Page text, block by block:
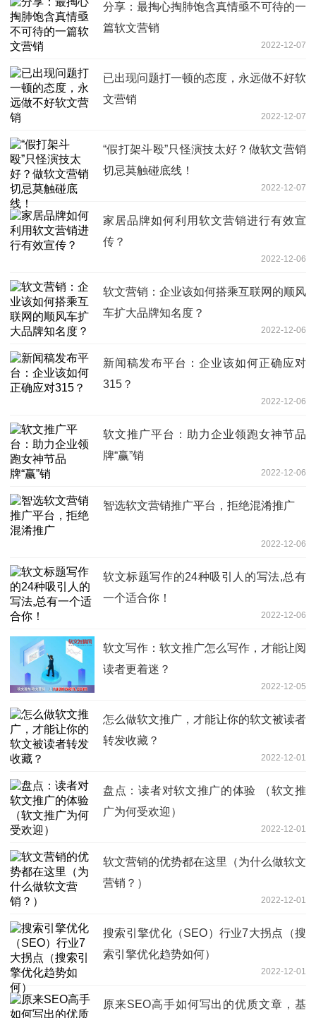
分享：最掏心掏肺饱含真情亟不可待的一
篇软文营销
2022-12-07
已出现问题打一顿的态度，永远做不好软
文营销
2022-12-07
“假打架斗殴”只怪演技太好？做软文营销
切忌莫触碰底线！
2022-12-07
家居品牌如何利用软文营销进行有效宣
传？
2022-12-06
软文营销：企业该如何搭乘互联网的顺风
车扩大品牌知名度？
2022-12-06
新闻稿发布平台：企业该如何正确应对
315？
2022-12-06
软文推广平台：助力企业领跑女神节品
牌“赢”销
2022-12-06
智选软文营销推广平台，拒绝混淆推广
2022-12-06
软文标题写作的24种吸引人的写法,总有
一个适合你！
2022-12-06
软文写作：软文推广怎么写作，才能让阅
读者更着迷？
2022-12-05
怎么做软文推广，才能让你的软文被读者
转发收藏？
2022-12-01
盘点：读者对软文推广的体验 （软文推
广为何受欢迎）
2022-12-01
软文营销的优势都在这里（为什么做软文
营销？）
2022-12-01
搜索引擎优化（SEO）行业7大拐点（搜
索引擎优化趋势如何）
2022-12-01
原来SEO高手如何写出的优质文章，基